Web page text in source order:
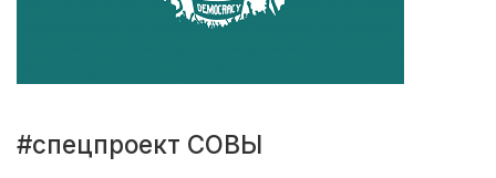
#спецпроект СОВЫ